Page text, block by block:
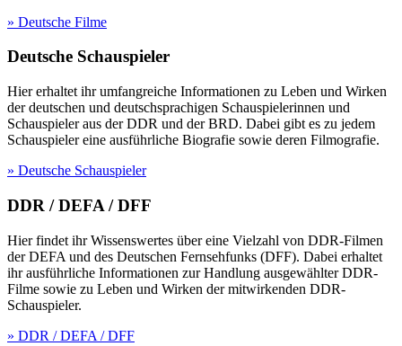
» Deutsche Filme
Deutsche Schauspieler
Hier erhaltet ihr umfangreiche Informationen zu Leben und Wirken
der deutschen und deutschsprachigen Schauspielerinnen und
Schauspieler aus der DDR und der BRD. Dabei gibt es zu jedem
Schauspieler eine ausführliche Biografie sowie deren Filmografie.
» Deutsche Schauspieler
DDR / DEFA / DFF
Hier findet ihr Wissenswertes über eine Vielzahl von DDR-Filmen
der DEFA und des Deutschen Fernsehfunks (DFF). Dabei erhaltet
ihr ausführliche Informationen zur Handlung ausgewählter DDR-
Filme sowie zu Leben und Wirken der mitwirkenden DDR-
Schauspieler.
» DDR / DEFA / DFF